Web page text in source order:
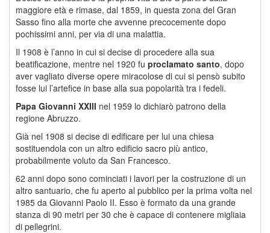
maggiore età e rimase, dal 1859, in questa zona del Gran
Sasso fino alla morte che avvenne precocemente dopo
pochissimi anni, per via di una malattia.
Il 1908 è l’anno in cui si decise di procedere alla sua
beatificazione, mentre nel 1920 fu proclamato santo, dopo
aver vagliato diverse opere miracolose di cui si pensò subito
fosse lui l’artefice in base alla sua popolarità tra i fedeli.
Papa Giovanni XXIII nel 1959 lo dichiarò patrono della
regione Abruzzo.
Già nel 1908 si decise di edificare per lui una chiesa
sostituendola con un altro edificio sacro più antico,
probabilmente voluto da San Francesco.
62 anni dopo sono cominciati i lavori per la costruzione di un
altro santuario, che fu aperto al pubblico per la prima volta nel
1985 da Giovanni Paolo II. Esso è formato da una grande
stanza di 90 metri per 30 che è capace di contenere migliaia
di pellegrini.